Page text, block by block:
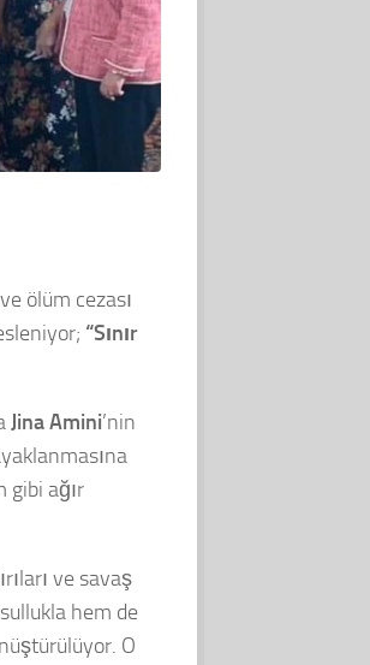
ölüm cezası
“Sınır
Jina Amini’nin
gibi ağır
ve savaş
hem de
O